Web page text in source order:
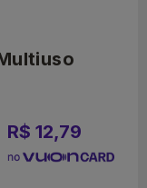
R$ 12,79